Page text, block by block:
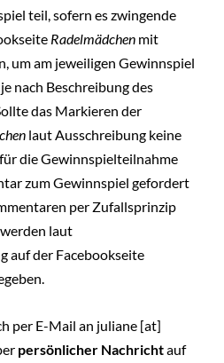
teil, sofern es zwingende
Radelmädchen mit
um am jeweiligen Gewinnspiel
nach Beschreibung des
das Markieren der
laut Ausschreibung keine
die Gewinnspielteilnahme
zum Gewinnspiel gefordert
per Zufallsprinzip
laut
auf der Facebookseite
per E-Mail an juliane [at]
persönlicher Nachrichtauf